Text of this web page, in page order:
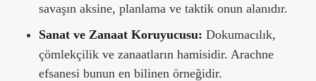
savaşın aksine, planlama ve taktik onun alanıdır.
Sanat ve Zanaat Koruyucusu: Dokumacılık,
çömlekçilik ve zanaatların hamisidir. Arachne
efsanesi bunun en bilinen örneğidir.